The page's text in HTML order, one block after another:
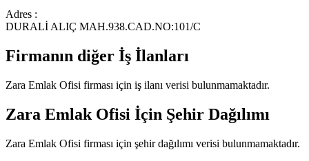
Adres :
DURALİ ALIÇ MAH.938.CAD.NO:101/C
Firmanın diğer İş İlanları
Zara Emlak Ofisi firması için iş ilanı verisi bulunmamaktadır.
Zara Emlak Ofisi İçin Şehir Dağılımı
Zara Emlak Ofisi firması için şehir dağılımı verisi bulunmamaktadır.